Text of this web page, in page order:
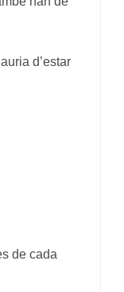
d’estar
de cada